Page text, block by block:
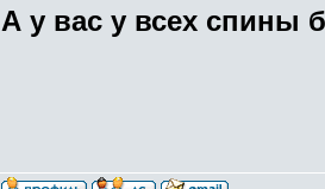
А у вас у всех